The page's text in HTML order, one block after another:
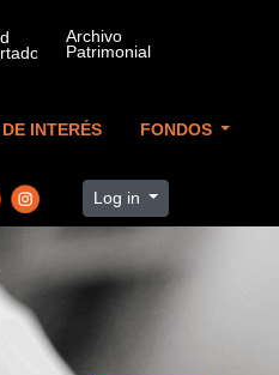
INTERÉS FONDOS
Log in